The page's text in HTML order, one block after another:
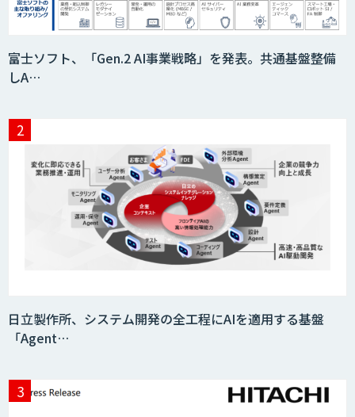
富士ソフト、「Gen.2 AI事業戦略」を発表。共通基盤整備
しA…
日立製作所、システム開発の全工程にAIを適用する基盤
「Agent…